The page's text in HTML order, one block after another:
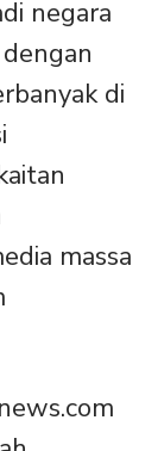
negara
di
massa